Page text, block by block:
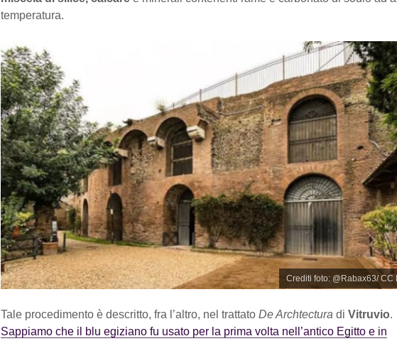
temperatura.
Crediti foto: @Rabax63/ CC
Tale procedimento è descritto, fra l’altro, nel trattato De Archtectura di Vitruvio.
Sappiamo che il blu egiziano fu usato per la prima volta nell’antico Egitto e in